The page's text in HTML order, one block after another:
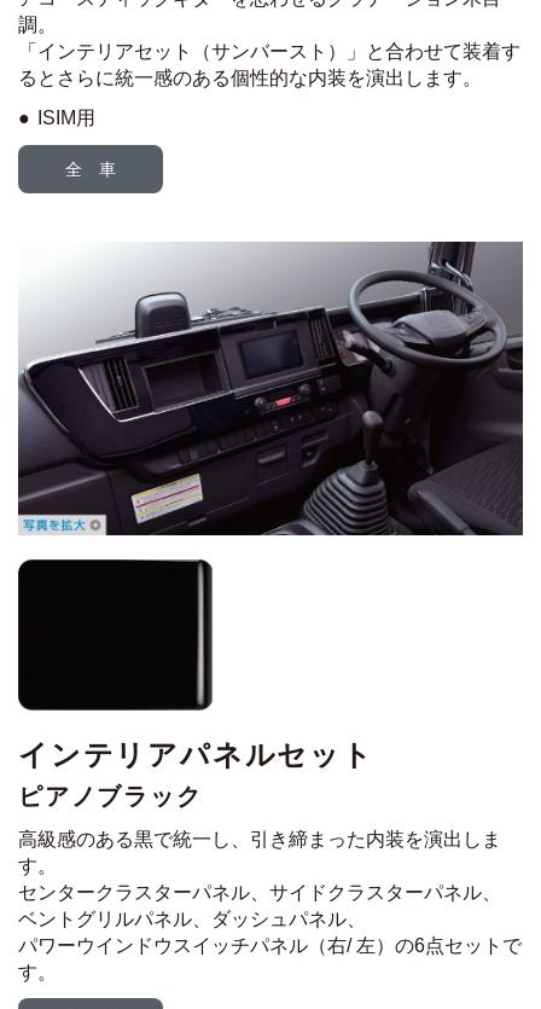
調。
「インテリアセット（サンバースト）」と合わせて装着す
ると さらに統一感のある個性的な内装を演出します。
ISIM用
全 車
インテリアパネルセット
ピアノブラック
高級感のある黒で統一し、引き締まった内装を演出しま
す。
センタークラスターパネル、サイドクラスターパネル、
ベントグリルパネル、ダッシュパネル、
パワーウインドウスイッチパネル（右/ 左）の6点セットで
す。